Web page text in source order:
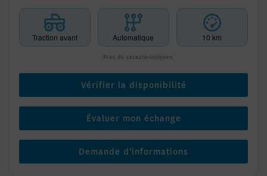
Traction avant Automatique 10 km
Plus de caractéristiques
Vérifier la disponibilité
Évaluer mon échange
Demande d'informations